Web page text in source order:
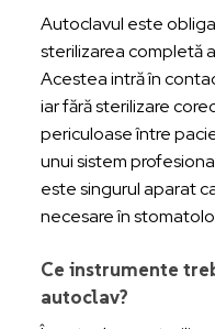
Autoclavul este
sterilizarea completă
Acestea intră în
iar fără sterilizare
periculoase între
unui sistem
este singurul aparat
necesare în
Ce instrumente
autoclav?